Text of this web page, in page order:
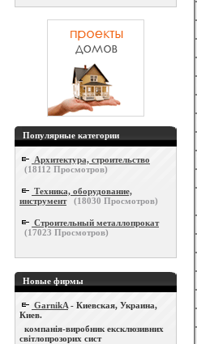
Популярные категории
Архитектура, строительство
(18112 Просмотров)
Техника, оборудование,
инструмент
(18030 Просмотров)
Строительный металлопрокат
(17023 Просмотров)
Новые фирмы
GarnikA - Киевская, Украина,
Киев.
компанія-виробник ексклюзивних
світлопрозорих сист